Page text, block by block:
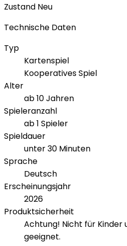
Zustand Neu
Technische Daten
Typ
Kartenspiel
Kooperatives Spiel
Alter
ab 10 Jahren
Spieleranzahl
ab 1 Spieler
Spieldauer
unter 30 Minuten
Sprache
Deutsch
Erscheinungsjahr
2026
Produktsicherheit
Achtung! Nicht für Kinder
geeignet.